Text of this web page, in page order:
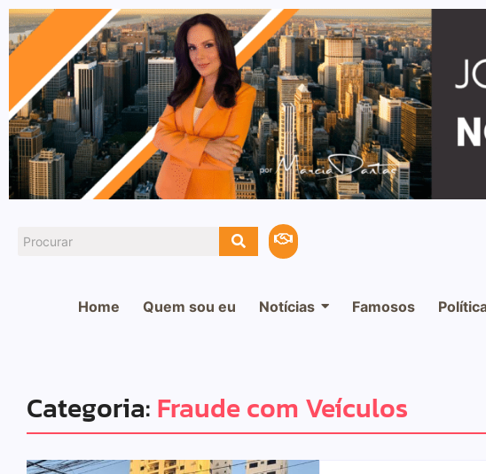
Home Quem sou eu Notícias Famosos
Categoria: Fraude com Veículos